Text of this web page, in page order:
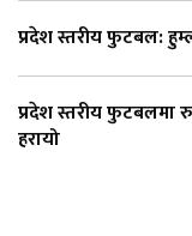
प्रदेश स्तरीय फुटबल:
प्रदेश स्तरीय फुटबलमा
हरायो